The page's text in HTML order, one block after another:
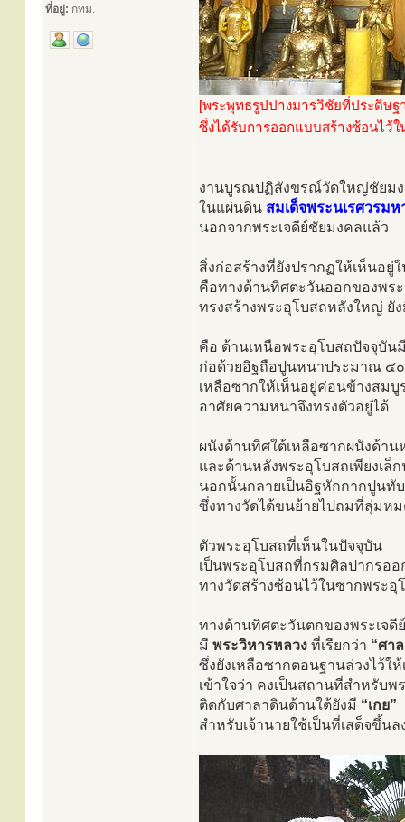
ที่อยู่: กทม.
[พระพุทธรูปปางมารวิชัยที่ประดิษ
ซึ่งได้รับการออกแบบสร้างซ้อนไว้
งานบูรณปฏิสังขรณ์วัดใหญ่ชัยม
ในแผ่นดิน สมเด็จพระนเรศวรมห
นอกจากพระเจดีย์ชัยมงคลแล้ว
สิ่งก่อสร้างที่ยังปรากฏให้เห็นอยู่
คือทางด้านทิศตะวันออกของพร
ทรงสร้างพระอุโบสถหลังใหญ่ ยั
คือ ด้านเหนือพระอุโบสถปัจจุบัน
ก่อด้วยอิฐถือปูนหนาประมาณ ๔๐
เหลือซากให้เห็นอยู่ค่อนข้างสม
อาศัยความหนาจึงทรงตัวอยู่ได้
ผนังด้านทิศใต้เหลือซากผนังด้าน
และด้านหลังพระอุโบสถเพียงเล็
นอกนั้นกลายเป็นอิฐหักกากปูนทั
ซึ่งทางวัดได้ขนย้ายไปถมที่ลุ่มห
ตัวพระอุโบสถที่เห็นในปัจจุบัน
เป็นพระอุโบสถที่กรมศิลปากรอ
ทางวัดสร้างซ้อนไว้ในซากพระอุ
ทางด้านทิศตะวันตกของพระเจดี
มี พระวิหารหลวง ที่เรียกว่า “ศา
ซึ่งยังเหลือซากตอนฐานล่วงไว้ให้
เข้าใจว่า คงเป็นสถานที่สำหรับ
ติดกับศาลาดินด้านใต้ยังมี “เกย”
สำหรับเจ้านายใช้เป็นที่เสด็จขึ้น